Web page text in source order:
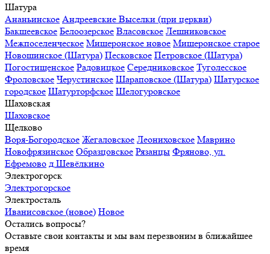
Шатура
Ананьинское Андреевские Выселки (при церкви)
Бакшеевское Белоозерское Власовское Лешниковское
Межпоселенческое Мишеронское новое Мишеронское старое
Новошинское (Шатура) Песковское Петровское (Шатура)
Погостищенское Радовицкое Середниковское Туголесское
Фроловское Черустинское Шараповское (Шатура) Шатурское
городское Шатурторфское Шелогуровское
Шаховская
Шаховское
Щелково
Воря-Богородское Жегаловское Леониховское Маврино
Новофрязинское Образцовское Рязанцы Фряново, ул.
Ефремово д.Шевёлкино
Электрогорск
Электрогорское
Электросталь
Иванисовское (новое) Новое
Остались вопросы?
Оставьте свои контакты и мы вам перезвоним в ближайшее
время